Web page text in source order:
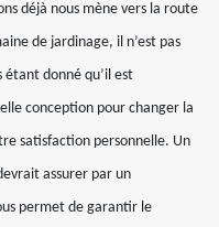
déjà nous mène vers la route
de jardinage, il n’est pas
étant donné qu’il est
conception pour changer la
satisfaction personnelle. Un
assurer par un
permet de garantir le